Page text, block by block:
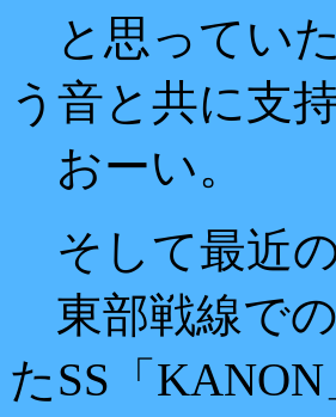
と思ってい
う音と共に支
おーい。
そして最近の
東部戦線で
たSS「